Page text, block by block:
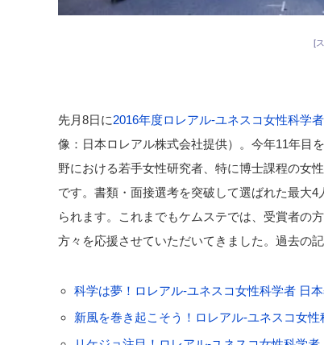
[
先月8日に2016年度ロレアル-ユネスコ女性科学
像：日本ロレアル株式会社提供）。今年11年目
野における若手女性研究者、特に博士課程の女
です。書類・面接選考を突破して選ばれた最大
られます。これまでもケムステでは、受賞者の
方々を応援させていただいてきました。過去の
科学は夢！ロレアル-ユネスコ女性科学者 日
新風を巻き起こそう！ロレアル-ユネスコ女